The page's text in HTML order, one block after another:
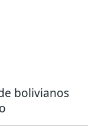
bolivianos